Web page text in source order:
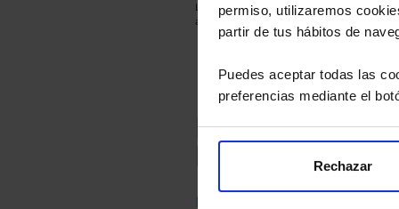
permiso, utilizaremos
partir de tus hábitos de
Puedes aceptar todas las
preferencias mediante el
Rechazar
Los datos de rentabilidad mostrados
anterior a Valor Liquidativo actual con
Le
Descárguese el archivo